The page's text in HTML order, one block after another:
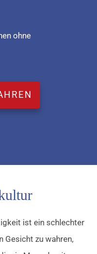
ohne
ist ein schlechter
Gesicht zu wahren,